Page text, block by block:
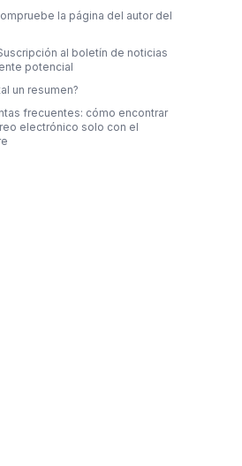
la página del autor del
al boletín de noticias
potencial
un resumen?
frecuentes: cómo encontrar
electrónico solo con el